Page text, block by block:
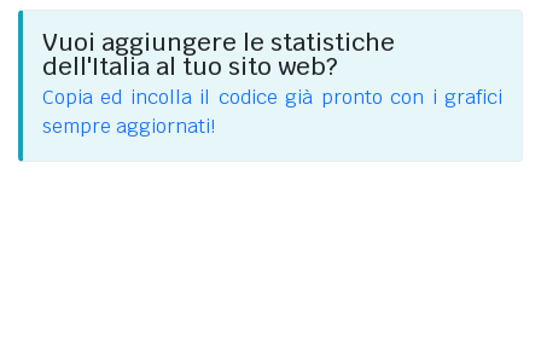
Vuoi aggiungere le statistiche
dell'Italia al tuo sito web?
Copia ed incolla il codice già pronto con i grafici
sempre aggiornati!